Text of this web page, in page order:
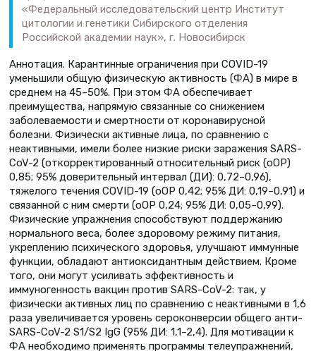
«Федеральный исследовательский центр Институт
цитологии и генетики Сибирского отделения
Российской академии наук», г. Новосибирск
Аннотация. Карантинные ограничения при COVID-19
уменьшили общую физическую активность (ФА) в мире в
среднем на 45–50%. При этом ФА обеспечивает
преимущества, напрямую связанные со снижением
заболеваемости и смертности от коронавирусной
болезни. Физически активные лица, по сравнению с
неактивными, имели более низкие риски заражения SARS-
CoV-2 (откорректированный относительный риск (оОР)
0,85; 95% доверительный интервал (ДИ): 0,72–0,96),
тяжелого течения COVID-19 (оОР 0,42; 95% ДИ: 0,19–0,91) и
связанной с ним смерти (оОР 0,24; 95% ДИ: 0,05–0,99).
Физические упражнения способствуют поддержанию
нормального веса, более здоровому режиму питания,
укреплению психического здоровья, улучшают иммунные
функции, обладают антиоксидантным действием. Кроме
того, они могут усиливать эффективность и
иммуногенность вакцин против SARS-CoV-2: так, у
физически активных лиц по сравнению с неактивными в 1,6
раза увеличивается уровень сероконверсии общего анти-
SARS-CoV-2 S1/S2 IgG (95% ДИ: 1,1–2,4). Для мотивации к
ФА необходимо применять программы телеупражнений,